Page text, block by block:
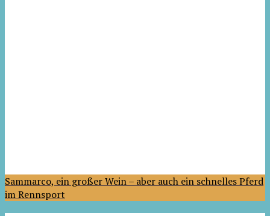
Sammarco, ein großer Wein – aber auch ein schnelles Pferd
im Rennsport